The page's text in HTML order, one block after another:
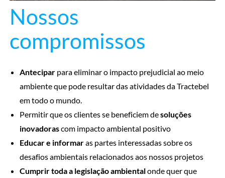
Nossos
compromissos
Anteciparpara eliminar o impacto prejudicial ao meio
ambiente que pode resultar das atividades da Tractebel
em todo o mundo.
Permitir que os clientes se beneficiem desoluções
inovadorascom impacto ambiental positivo
Educar e informaras partes interessadas sobre os
desafios ambientais relacionados aos nossos projetos
Cumprir toda a legislação ambientalonde quer que